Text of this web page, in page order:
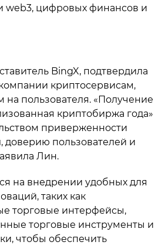
web3, цифровых финансов и
BingX, подтвердила
криптосервисам,
пользователя. «Получение
криптобиржа года»
приверженности
доверию пользователей и
Лин.
на внедрении удобных для
таких как
торговые интерфейсы,
торговые инструменты и
чтобы обеспечить